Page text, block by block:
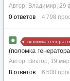
Автор: Владимир, 29
0 ответов 4 798
поломка
(поломка
Автор: Виктор, 19
8 ответов 6 508